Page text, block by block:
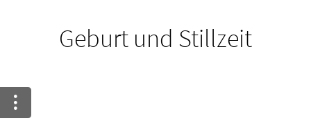
ELTERN UND KIND
Geburt und Stillzeit